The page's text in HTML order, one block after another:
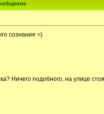
сознания =)
Ничего подобного, на улице